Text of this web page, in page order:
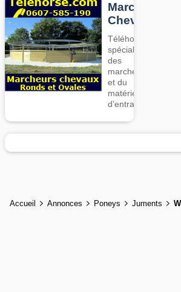
Marcheurs
Chevaux
Téléhorse,
spécialiste
des
marcheurs
et du
matériel
d’entrainement
Accueil Annonces Poneys Juments